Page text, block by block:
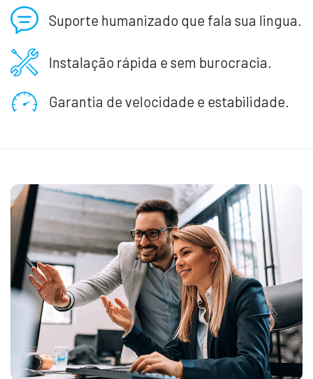
Suporte humanizado que fala sua lingua.
Instalação rápida e sem burocracia.
Garantia de velocidade e estabilidade.